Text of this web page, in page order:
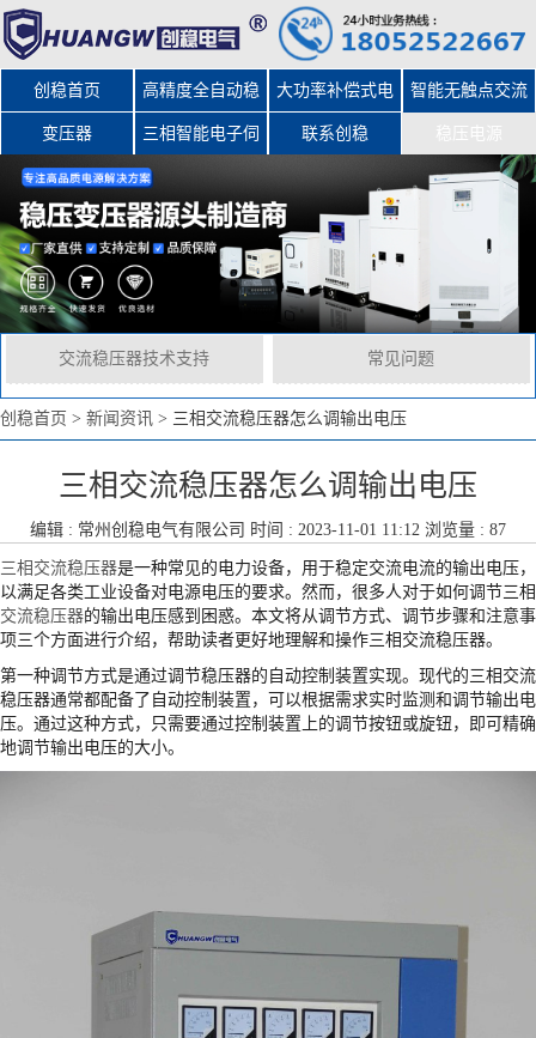
创稳首页 高精度全自动稳
压器
大功率补偿式电
力稳压器
智能无触点交流
变压器 三相智能电子伺 联系创稳
交流稳压器技术支持 常见问题
创稳首页 > 新闻资讯 > 三相交流稳压器怎么调输出电压
三相交流稳压器怎么调输出电压
编辑 : 常州创稳电气有限公司 时间 : 2023-11-01 11:12 浏览量 : 87
三相交流稳压器是一种常见的电力设备，用于稳定交流电流的输出电压，
以满足各类工业设备对电源电压的要求。然而，很多人对于如何调节三相
交流稳压器的输出电压感到困惑。本文将从调节方式、调节步骤和注意事
项三个方面进行介绍，帮助读者更好地理解和操作三相交流稳压器。
第一种调节方式是通过调节稳压器的自动控制装置实现。现代的三相交流
稳压器通常都配备了自动控制装置，可以根据需求实时监测和调节输出电
压。通过这种方式，只需要通过控制装置上的调节按钮或旋钮，即可精确
地调节输出电压的大小。